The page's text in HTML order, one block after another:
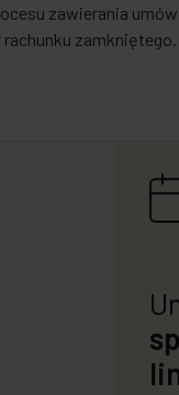
zawierania
zamkniętego.